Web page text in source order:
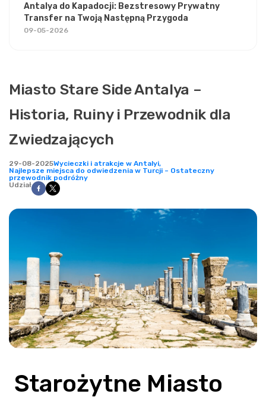
Miasto Stare Side Antalya –
Historia, Ruiny i Przewodnik dla
Zwiedzających
29-08-2025Wycieczki i atrakcje w Antalyi,
Najlepsze miejsca do odwiedzenia w Turcji – Ostateczny
przewodnik podróżny
Udział
Antalya do Kapadocji: Bezstresowy Prywatny
Transfer na Twoją Następną Przygoda
09-05-2026